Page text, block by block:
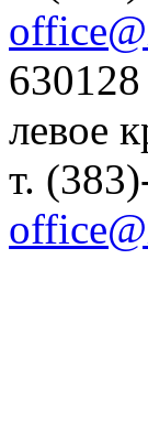
630128
левое
т.